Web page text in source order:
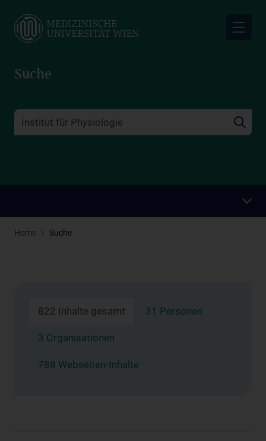
main
Suche
Home Suche
822 Inhalte gesamt 31 Personen
3 Organisationen
788 Webseiten-Inhalte